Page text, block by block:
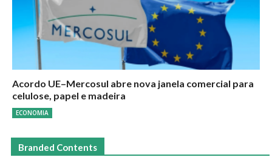
Acordo UE–Mercosul abre nova janela comercial para
celulose, papel e madeira
ECONOMIA
Branded Contents